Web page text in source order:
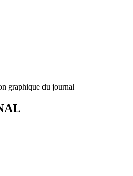
graphique du journal